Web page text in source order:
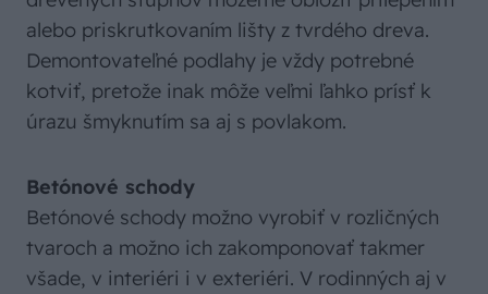
alebo priskrutkovaním lišty z tvrdého dreva.
Demontovateľné podlahy je vždy potrebné
kotviť, pretože inak môže veľmi ľahko prísť k
úrazu šmyknutím sa aj s povlakom.
Betónové schody
Betónové schody možno vyrobiť v rozličných
tvaroch a možno ich zakomponovať takmer
všade, v interiéri i v exteriéri. V rodinných aj v